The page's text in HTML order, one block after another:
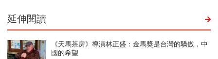
延伸閱讀
《天馬茶房》導演林正盛：金馬獎是台灣的驕傲，中
國的希望